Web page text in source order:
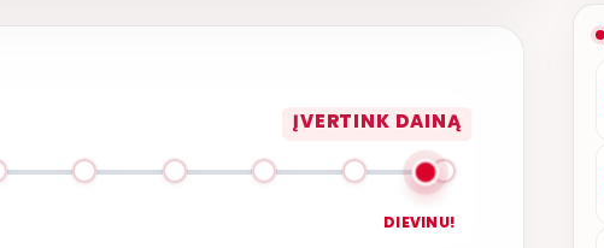
ĮVERTINK DAINĄ
DIEVINU!